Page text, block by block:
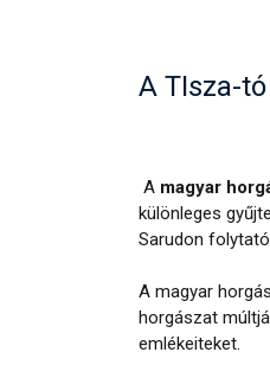
A TIsza-
A magyar
különleges
Sarudon
A magyar
horgászat
emlékeiteket.